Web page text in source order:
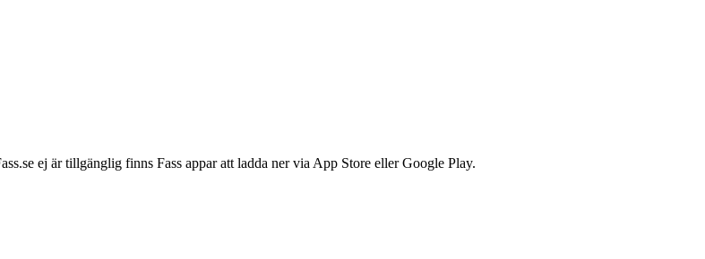
ej är tillgänglig finns Fass appar att ladda ner via App Store eller Google Play.